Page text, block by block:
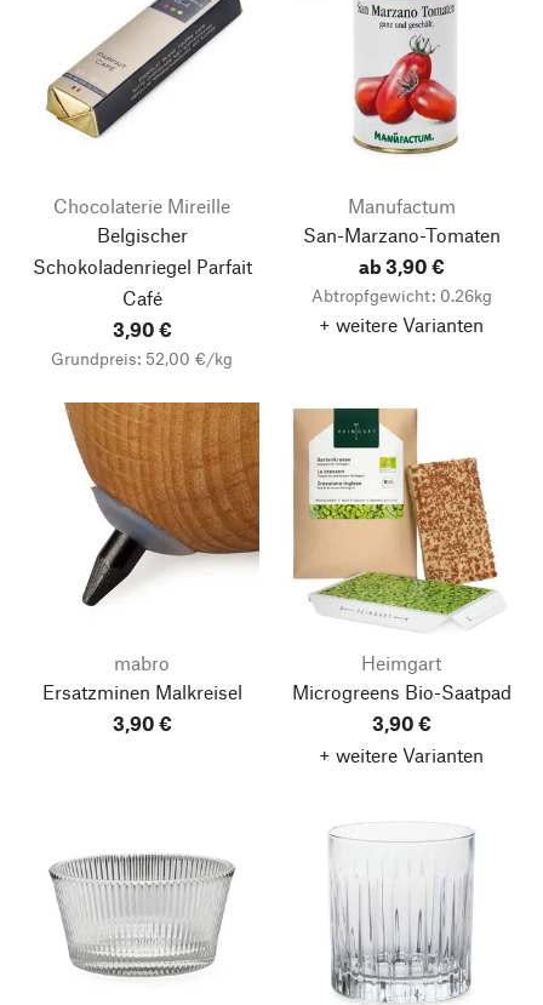
Chocolaterie Mireille
Belgischer
Schokoladenriegel Parfait
Café
3,90 €
Grundpreis: 52,00 €/kg
Manufactum
San-Marzano-Tomaten
ab 3,90 €
Abtropfgewicht: 0.26kg
+ weitere Varianten
mabro
Ersatzminen Malkreisel
3,90 €
Heimgart
Microgreens Bio-Saatpad
3,90 €
+ weitere Varianten